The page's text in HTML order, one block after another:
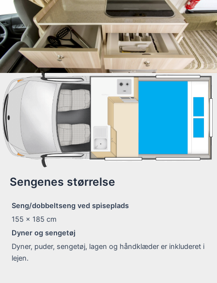
Sengenes størrelse
Seng/dobbeltseng ved spiseplads
155 x 185 cm
Dyner og sengetøj
Dyner, puder, sengetøj, lagen og håndklæder er inkluderet i
lejen.